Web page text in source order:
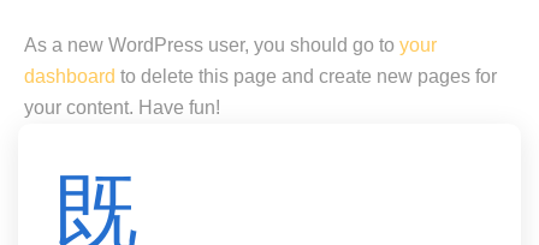
As a new WordPress user, you should go to your
dashboard to delete this page and create new pages for
your content. Have fun!